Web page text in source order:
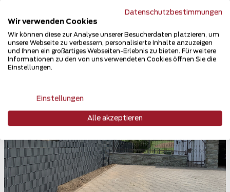
Teilen
Datenschutzbestimmungen
Wir verwenden Cookies
Wir können diese zur Analyse unserer Besucherdaten platzieren, um
unsere Webseite zu verbessern, personalisierte Inhalte anzuzeigen
und Ihnen ein großartiges Webseiten-Erlebnis zu bieten. Für weitere
Informationen zu den von uns verwendeten Cookies öffnen Sie die
Einstellungen.
Einstellungen
Alle akzeptieren